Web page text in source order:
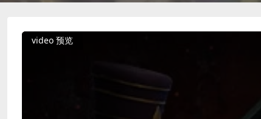
video 预览